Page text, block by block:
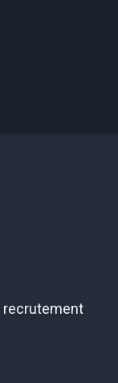
recrutement